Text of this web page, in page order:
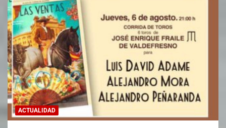
ACTUALIDAD